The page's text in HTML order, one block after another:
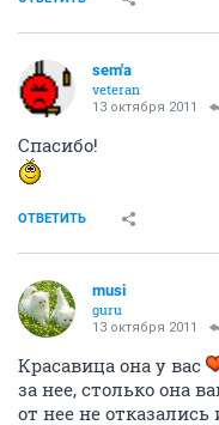
sem'a
veteran
13 октября 2011
Спасибо!
ОТВЕТИТЬ
musi
guru
13 октября 2011
Красавица она у вас
за нее, столько она
от нее не